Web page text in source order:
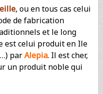
, ou en tous cas celui
de fabrication
et le long
est celui produit en Ile
parAlepia. Il est cher,
un produit noble qui